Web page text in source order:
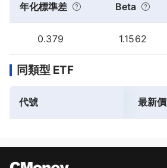
年化標準差 Beta
0.379 1.1562
同類型 ETF
代號 最新價